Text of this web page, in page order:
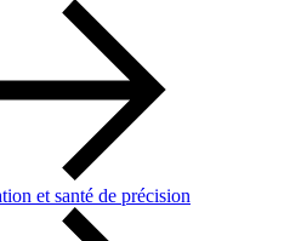
et santé de précision